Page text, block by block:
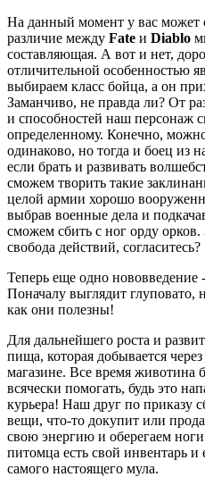
На данный момент у вас может
различие между Fate и Diablo
составляющая. А вот и нет,
отличительной особенностью
выбираем класс бойца, а он
Заманчиво, не правда ли? От
и способностей наш персонаж
определенному. Конечно,
одинаково, но тогда и боец из
если брать и развивать
сможем творить такие
целой армии хорошо
выбрав военные дела и
сможем сбить с ног орду орков.
свобода действий, согласитесь?
Теперь еще одно
Поначалу выглядит глуповато,
как они полезны!
Для дальнейшего роста и
пища, которая добывается
магазине. Все время животина
всячески помогать, будь это
курьера! Наш друг по приказу
вещи, что-то докупит или
свою энергию и оберегаем
питомца есть свой инвентарь и
самого настоящего мула.